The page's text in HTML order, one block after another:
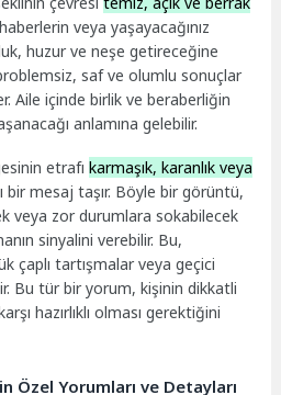
veya yaşayacağınız
huzur ve neşe getireceğine
saf ve olumlu sonuçlar
Aile içinde birlik ve beraberliğin
anlamına gelebilir.
etrafıkarmaşık, karanlık veya
bir mesaj taşır. Böyle bir görüntü,
veya zor durumlara sokabilecek
sinyalini verebilir. Bu,
çaplı tartışmalar veya geçici
Bu tür bir yorum, kişinin dikkatli
hazırlıklı olması gerektiğini
Özel Yorumları ve Detayları